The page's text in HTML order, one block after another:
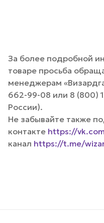
За более подробной
товаре просьба
менеджерам
662-99-08 или 8 (800)
России).
Не забывайте также
контакте https://
канал https://t.me/